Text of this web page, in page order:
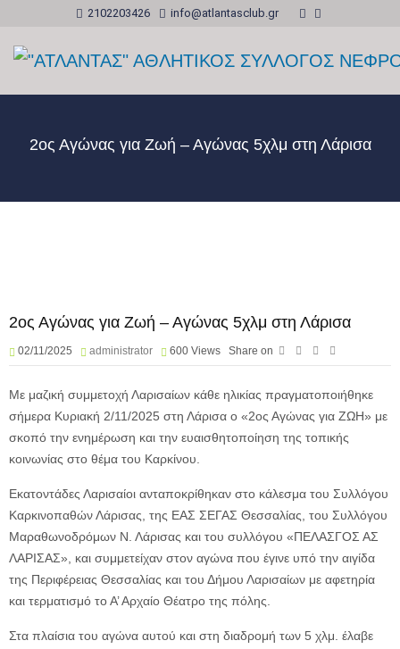
2102203426 info@atlantasclub.gr
2ος Αγώνας για Ζωή – Αγώνας 5χλμ στη Λάρισα
2ος Αγώνας για Ζωή – Αγώνας 5χλμ στη Λάρισα
02/11/2025 administrator 600 Views Share on
Με μαζική συμμετοχή Λαρισαίων κάθε ηλικίας πραγματοποιήθηκε
σήμερα Κυριακή 2/11/2025 στη Λάρισα ο «2ος Αγώνας για ΖΩΗ» με
σκοπό την ενημέρωση και την ευαισθητοποίηση της τοπικής
κοινωνίας στο θέμα του Καρκίνου.
Εκατοντάδες Λαρισαίοι ανταποκρίθηκαν στο κάλεσμα του Συλλόγου
Καρκινοπαθών Λάρισας, της ΕΑΣ ΣΕΓΑΣ Θεσσαλίας, του Συλλόγου
Μαραθωνοδρόμων Ν. Λάρισας και του συλλόγου «ΠΕΛΑΣΓΟΣ ΑΣ
ΛΑΡΙΣΑΣ», και συμμετείχαν στον αγώνα που έγινε υπό την αιγίδα
της Περιφέρειας Θεσσαλίας και του Δήμου Λαρισαίων με αφετηρία
και τερματισμό το Α’ Αρχαίο Θέατρο της πόλης.
Στα πλαίσια του αγώνα αυτού και στη διαδρομή των 5 χλμ. έλαβε